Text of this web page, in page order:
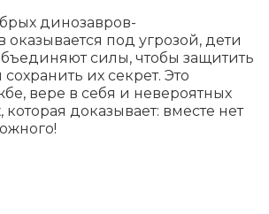
динозавров-
под угрозой, дети
силы, чтобы защитить
их секрет. Это
вере в себя и невероятных
доказывает: вместе нет